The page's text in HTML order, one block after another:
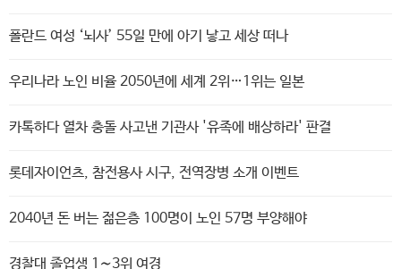
폴란드 여성 ‘뇌사’ 55일 만에 아기 낳고 세상 떠나
우리나라 노인 비율 2050년에 세계 2위…1위는 일본
카톡하다 열차 충돌 사고낸 기관사 '유족에 배상하라' 판결
롯데자이언츠, 참전용사 시구, 전역장병 소개 이벤트
2040년 돈 버는 젊은층 100명이 노인 57명 부양해야
경찰대 졸업생 1∼3위 여경